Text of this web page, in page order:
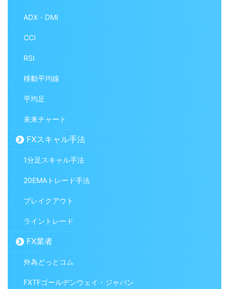
ADX・DMI
CCI
RSI
移動平均線
平均足
未来チャート
FXスキャル手法
1分足スキャル手法
20EMAトレード手法
ブレイクアウト
ライントレード
FX業者
外為どっとコム
FXTFゴールデンウェイ・ジャパン